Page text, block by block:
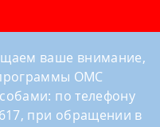
ваше внимание,
ОМС
по телефону
при обращении в